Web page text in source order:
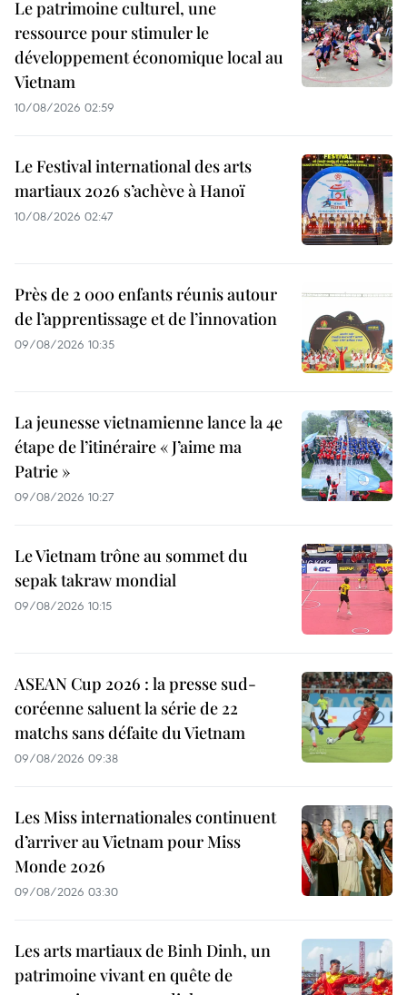
Le patrimoine culturel, une
ressource pour stimuler le
développement économique local au
Vietnam
10/08/2026 02:59
Le Festival international des arts
martiaux 2026 s’achève à Hanoï
10/08/2026 02:47
Près de 2 000 enfants réunis autour
de l’apprentissage et de l’innovation
09/08/2026 10:35
La jeunesse vietnamienne lance la 4e
étape de l’itinéraire « J’aime ma
Patrie »
09/08/2026 10:27
Le Vietnam trône au sommet du
sepak takraw mondial
09/08/2026 10:15
ASEAN Cup 2026 : la presse sud-
coréenne saluent la série de 22
matchs sans défaite du Vietnam
09/08/2026 09:38
Les Miss internationales continuent
d’arriver au Vietnam pour Miss
Monde 2026
09/08/2026 03:30
Les arts martiaux de Binh Dinh, un
patrimoine vivant en quête de